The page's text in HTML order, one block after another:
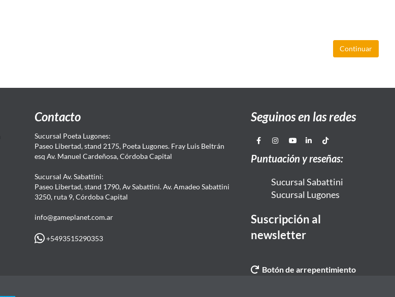
Continuar
Contacto
Sucursal Poeta Lugones:
Paseo Libertad, stand 2175, Poeta Lugones. Fray Luis Beltrán
esq Av. Manuel Cardeñosa, Córdoba Capital
Sucursal Av. Sabattini:
Paseo Libertad, stand 1790, Av Sabattini. Av. Amadeo Sabattini
3250, ruta 9, Córdoba Capital
info@gameplanet.com.ar
+5493515290353
Seguinos en las redes
Puntuación y reseñas:
Sucursal Sabattini
Sucursal Lugones
Suscripción al
newsletter
Botón de arrepentimiento